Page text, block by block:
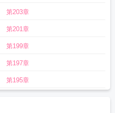
求求你们给条活路吧好看吗
条活路吧畅读
讲什么求求你们给条活路吧txt百度
免费求求你们给条活路吧 小猫不爱叫
第203章
第201章
第199章
第197章
第195章